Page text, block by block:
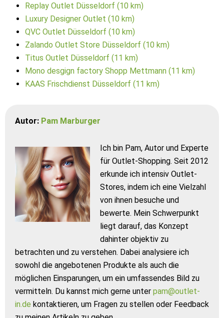
Replay Outlet Düsseldorf (10 km)
Luxury Designer Outlet (10 km)
QVC Outlet Düsseldorf (10 km)
Zalando Outlet Store Düsseldorf (10 km)
Titus Outlet Düsseldorf (11 km)
Mono desgign factory Shopp Mettmann (11 km)
KAAS Frischdienst Düsseldorf (11 km)
Autor: Pam Marburger
Ich bin Pam, Autor und Experte
für Outlet-Shopping. Seit 2012
erkunde ich intensiv Outlet-
Stores, indem ich eine Vielzahl
von ihnen besuche und
bewerte. Mein Schwerpunkt
liegt darauf, das Konzept
dahinter objektiv zu
betrachten und zu verstehen. Dabei analysiere ich
sowohl die angebotenen Produkte als auch die
möglichen Einsparungen, um ein umfassendes Bild zu
vermitteln. Du kannst mich gerne unter pam@outlet-
in.de kontaktieren, um Fragen zu stellen oder Feedback